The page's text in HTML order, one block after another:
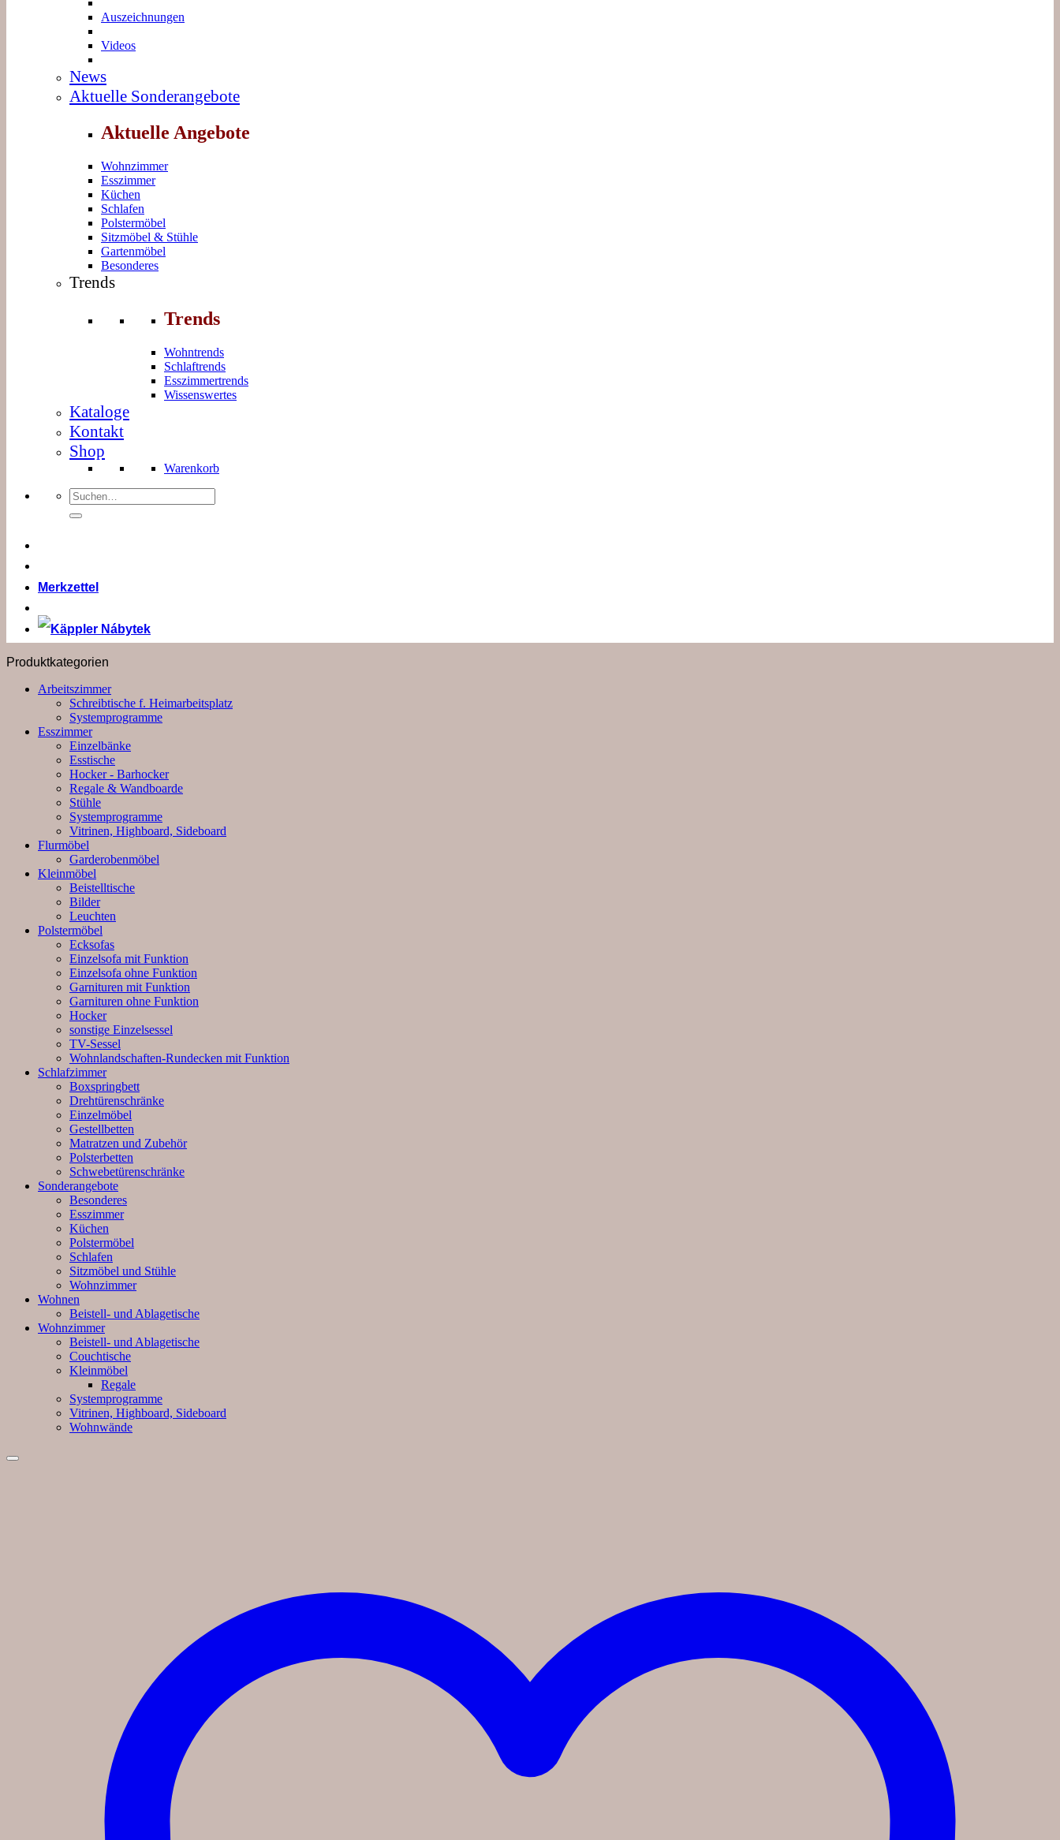
Auszeichnungen
Videos
News
Aktuelle Sonderangebote
Aktuelle Angebote
Wohnzimmer
Esszimmer
Küchen
Schlafen
Polstermöbel
Sitzmöbel & Stühle
Gartenmöbel
Besonderes
Trends
Trends
Wohntrends
Schlaftrends
Esszimmertrends
Wissenswertes
Kataloge
Kontakt
Shop
Warenkorb
Suchen
nach:
Merkzettel
Produktkategorien
Arbeitszimmer
Schreibtische f. Heimarbeitsplatz
Systemprogramme
Esszimmer
Einzelbänke
Esstische
Hocker - Barhocker
Regale & Wandboarde
Stühle
Systemprogramme
Vitrinen, Highboard, Sideboard
Flurmöbel
Garderobenmöbel
Kleinmöbel
Beistelltische
Bilder
Leuchten
Polstermöbel
Ecksofas
Einzelsofa mit Funktion
Einzelsofa ohne Funktion
Garnituren mit Funktion
Garnituren ohne Funktion
Hocker
sonstige Einzelsessel
TV-Sessel
Wohnlandschaften-Rundecken mit Funktion
Schlafzimmer
Boxspringbett
Drehtürenschränke
Einzelmöbel
Gestellbetten
Matratzen und Zubehör
Polsterbetten
Schwebetürenschränke
Sonderangebote
Besonderes
Esszimmer
Küchen
Polstermöbel
Schlafen
Sitzmöbel und Stühle
Wohnzimmer
Wohnen
Beistell- und Ablagetische
Wohnzimmer
Beistell- und Ablagetische
Couchtische
Kleinmöbel
Regale
Systemprogramme
Vitrinen, Highboard, Sideboard
Wohnwände